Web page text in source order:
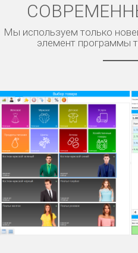
Мы используем только
элемент программы